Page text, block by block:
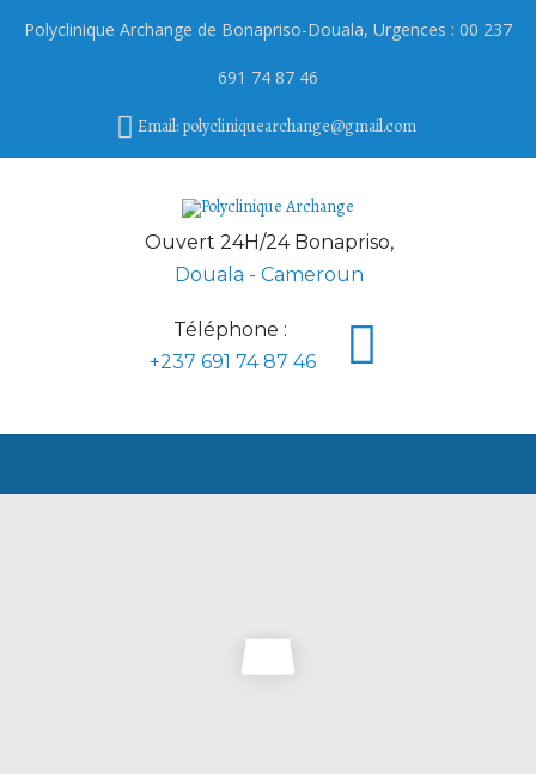
Polyclinique Archange de Bonapriso-Douala, Urgences : 00 237
691 74 87 46
Email: polycliniquearchange@gmail.com
Ouvert 24H/24 Bonapriso,
Douala - Cameroun
Téléphone :
+237 691 74 87 46